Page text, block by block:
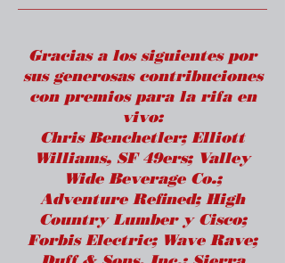
Gracias a los siguientes por
sus generosas contribuciones
con premios para la rifa en
vivo:
Chris Benchetler; Elliott
Williams, SF 49ers; Valley
Wide Beverage Co.;
Adventure Refined; High
Country Lumber y Cisco;
Forbis Electric; Wave Rave;